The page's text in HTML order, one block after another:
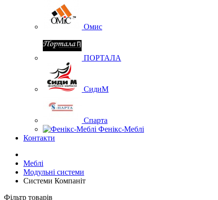
Омис
ПОРТАЛА
СидиМ
Спарта
Фенікс-Меблі
Контакти
Меблі
Модульні системи
Системи Компаніт
Фільтр товарів